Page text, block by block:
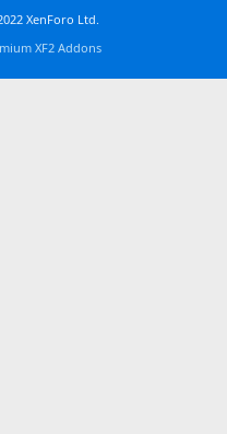
XenForo Ltd.
XF2 Addons